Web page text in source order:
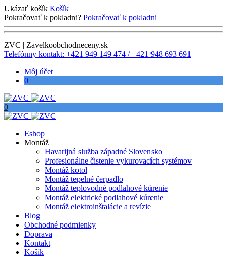
Ukázať košík Košík
Pokračovať k pokladni? Pokračovať k pokladni
ZVC | Zavelkoobchodneceny.sk
Telefónny kontakt: +421 949 149 474 / +421 948 693 691
Môj účet
0
0
Eshop
Montáž
Havarijná služba západné Slovensko
Profesionálne čistenie vykurovacích systémov
Montáž kotol
Montáž tepelné čerpadlo
Montáž teplovodné podlahové kúrenie
Montáž elektrické podlahové kúrenie
Montáž elektroinštalácie a revízie
Blog
Obchodné podmienky
Doprava
Kontakt
Košík